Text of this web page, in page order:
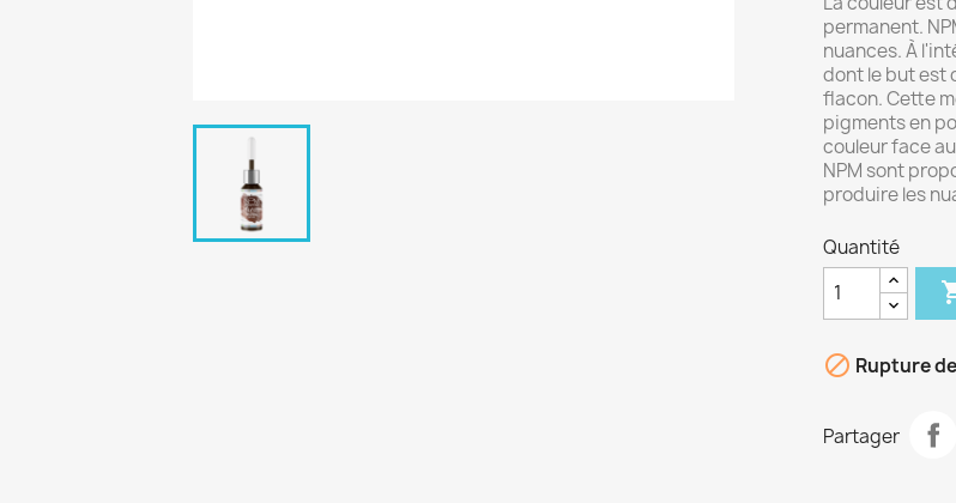
permanent.
nuances. À
dont le but est
flacon. Cette
pigments en
couleur face
NPM sont
produire les
Quantité
 Rupture
Partager